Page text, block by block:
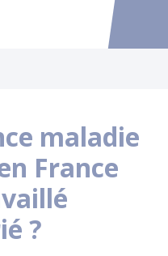
Accéder
maladie
France
?